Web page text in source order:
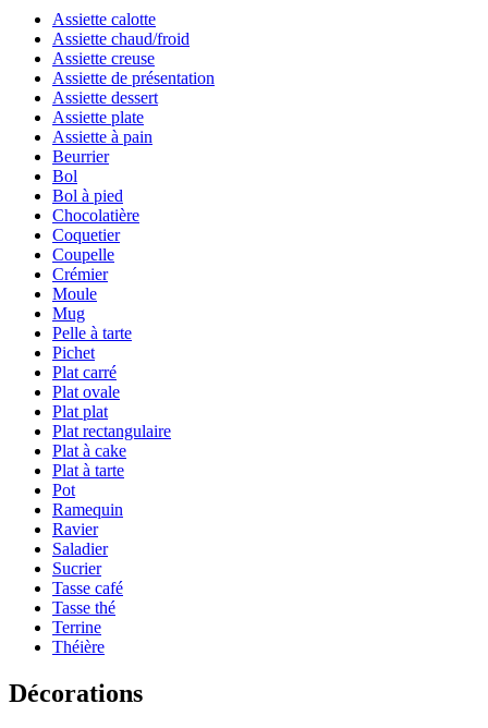
Assiette calotte
Assiette chaud/froid
Assiette creuse
Assiette de présentation
Assiette dessert
Assiette plate
Assiette à pain
Beurrier
Bol
Bol à pied
Chocolatière
Coquetier
Coupelle
Crémier
Moule
Mug
Pelle à tarte
Pichet
Plat carré
Plat ovale
Plat plat
Plat rectangulaire
Plat à cake
Plat à tarte
Pot
Ramequin
Ravier
Saladier
Sucrier
Tasse café
Tasse thé
Terrine
Théière
Décorations